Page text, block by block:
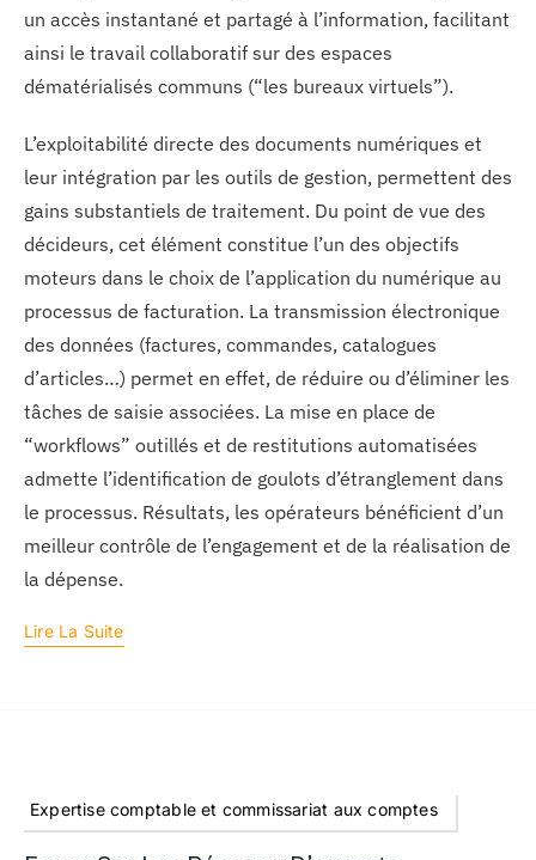
un accès instantané et partagé à l’information, facilitant
ainsi le travail collaboratif sur des espaces
dématérialisés communs (“les bureaux virtuels”).
L’exploitabilité directe des documents numériques et
leur intégration par les outils de gestion, permettent des
gains substantiels de traitement. Du point de vue des
décideurs, cet élément constitue l’un des objectifs
moteurs dans le choix de l’application du numérique au
processus de facturation. La transmission électronique
des données (factures, commandes, catalogues
d’articles…) permet en effet, de réduire ou d’éliminer les
tâches de saisie associées. La mise en place de
“workflows” outillés et de restitutions automatisées
admette l’identification de goulots d’étranglement dans
le processus. Résultats, les opérateurs bénéficient d’un
meilleur contrôle de l’engagement et de la réalisation de
la dépense.
Lire La Suite
Expertise comptable et commissariat aux comptes